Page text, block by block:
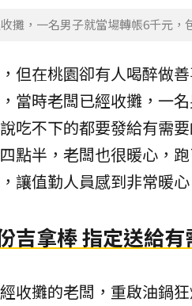
攤，一名男子就當場轉帳6千元，
但在桃園卻有人喝醉做
，當時老闆已經收攤，一
吃不下的都要發給有需
點半，老闆也很暖心，
讓值勤人員感到非常暖心
吉拿棒 指定送給有
收攤的老闆，重啟油鍋